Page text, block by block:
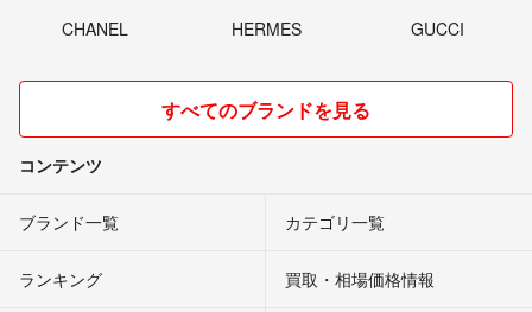
CHANEL HERMES GUCCI
すべてのブランドを見る
コンテンツ
ブランド一覧 カテゴリ一覧
ランキング 買取・相場価格情報